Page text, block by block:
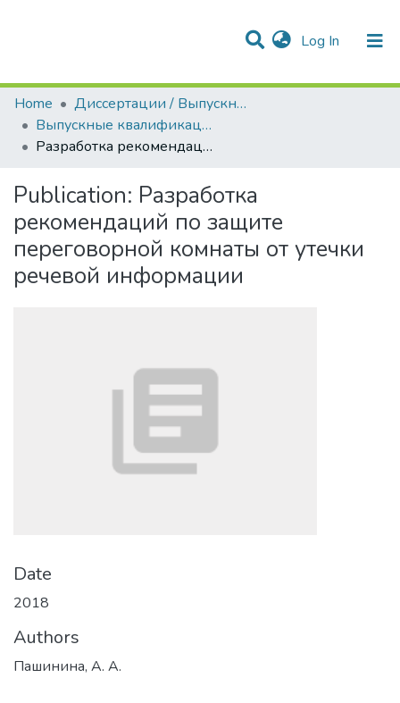
Log In (current)
Statistics
Communities & Collections
All of DSpace
Home
Диссертации / Выпускные квалификационные работы
Выпускные квалификационные работы
Разработка рекомендаций по защите переговорной комнаты от утечки речевой информации
Publication: Разработка
рекомендаций по защите
переговорной комнаты от утечки
речевой информации
Date
2018
Authors
Пашинина, А. А.